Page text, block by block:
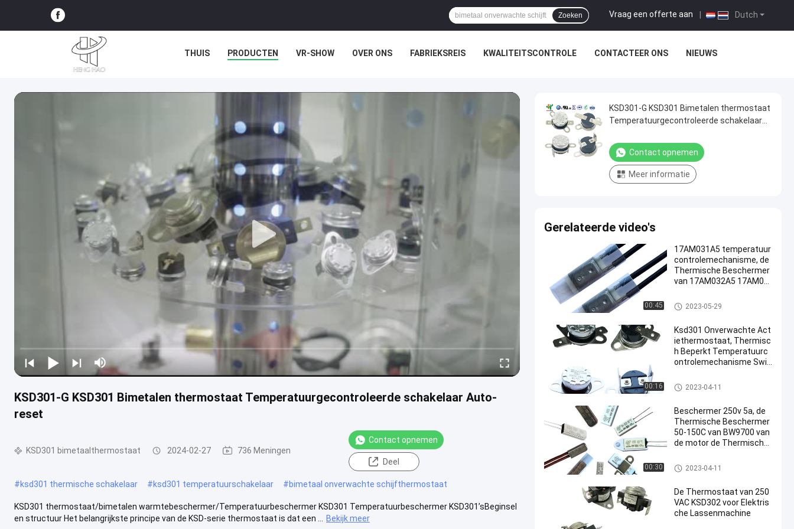
Dutch
Vraag een offerte aan
Zoeken
THUIS PRODUCTEN VR-SHOW OVER ONS FABRIEKSREIS KWALITEITSCONTROLE CONTACTEER ONS NIEUWS
KSD301-G KSD301 Bimetalen thermostaat Temperatuurgecontroleerde schakelaar Auto-
reset
KSD301 bimetaalthermostaat 2024-02-27 736 Meningen
Contact opnemen
Deel
#ksd301 thermische schakelaar #ksd301 temperatuurschakelaar #bimetaal onverwachte schijfthermostaat
KSD301 thermostaat/bimetalen warmtebeschermer/Temperatuurbeschermer KSD301 Temperatuurbeschermer KSD301’sBeginsel
en structuur Het belangrijkste principe van de KSD-serie thermostaat is dat een ...
Bekijk meer
KSD301-G KSD301 Bimetalen thermostaat
Temperatuurgecontroleerde schakelaar
Contact opnemen
Meer informatie
Gerelateerde video's
00:45
17AM031A5 temperatuur
controlemechanisme, de
Thermische Beschermer
van 17AM032A5 17AM03
17AM thermische beschermer
2023-05-29
00:16
Ksd301 Onverwachte Act
iethermostaat, Thermisc
h Beperkt Temperatuurc
ontrolemechanisme Swit
KSD301 bimetaalthermostaat
2023-04-11
00:30
Beschermer 250v 5a, de
Thermische Beschermer
50-150C van BW9700 van
de motor de Thermische
KSD301 bimetaalthermostaat
2023-04-11
De Thermostaat van 250
VAC KSD302 voor Elektris
che Lassenmachine